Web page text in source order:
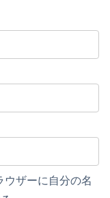
ウザーに自分の名